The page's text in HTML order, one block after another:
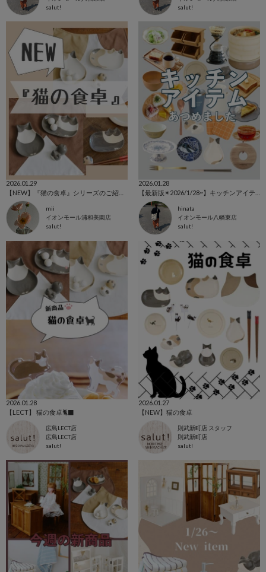
salut!
salut!
2026.01.29
mii
イオンモール浦和美園店
salut!
2026.01.28
hinata
イオンモール八幡東店
salut!
2026.01.28
【LECT】 猫の食卓🐈‍⬛
広島LECT店
広島LECT店
salut!
2026.01.27
【NEW】猫の食卓
則武新町店 スタッフ
則武新町店
salut!